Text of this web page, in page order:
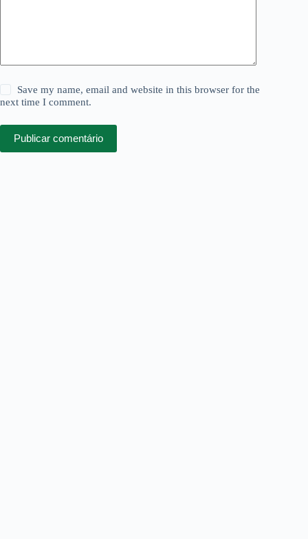
Save my name, email and website in this browser for the
next time I comment.
Publicar comentário